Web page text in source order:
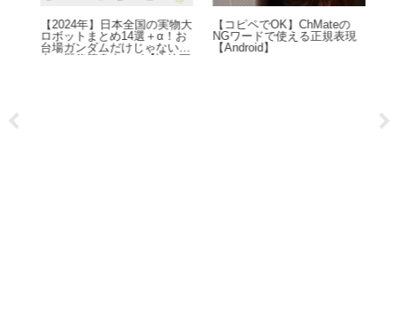
【2024年】日本全国の実物大
ロボットまとめ14選＋α！お
台場ガンダムだけじゃない迫
【コピペでOK】ChMateの
NGワードで使える正規表現
【Android】